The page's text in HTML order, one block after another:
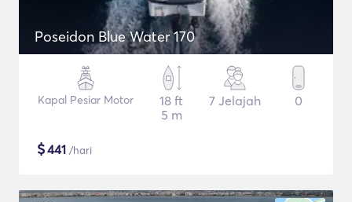
Poseidon Blue Water 170
Kapal Pesiar Motor
18 ft
5 m
7 Jelajah 0
$441 /hari